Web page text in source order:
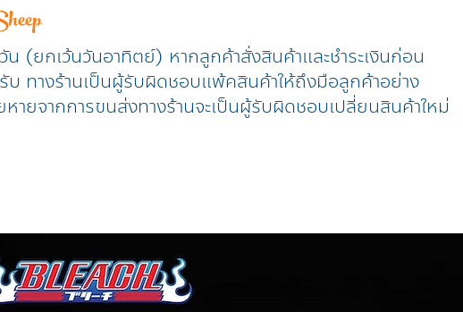
(ยกเว้นวันอาทิตย์) หากลูกค้าสั่งสินค้าและชำระเงินก่อน
รับ ทางร้านเป็นผู้รับผิดชอบแพ้คสินค้าให้ถึงมือลูกค้าอย่าง
ายจากการขนส่งทางร้านจะเป็นผู้รับผิดชอบเปลี่ยนสินค้าใหม่